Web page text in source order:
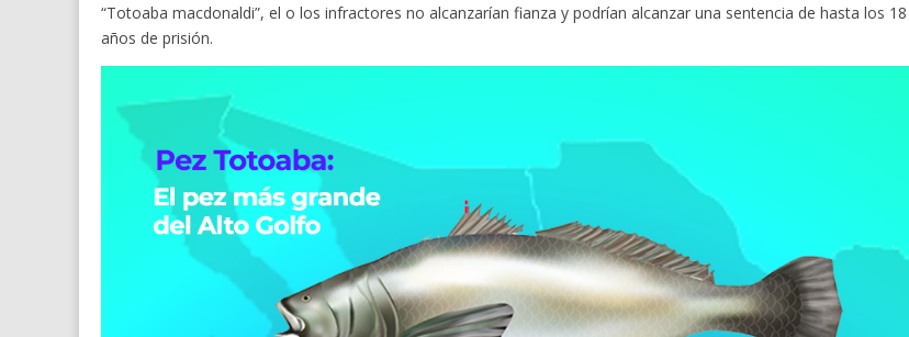
“Totoaba macdonaldi”, el o los infractores no alcanzarían fianza y podrían alcanzar una sentencia de hasta los 18
años de prisión.